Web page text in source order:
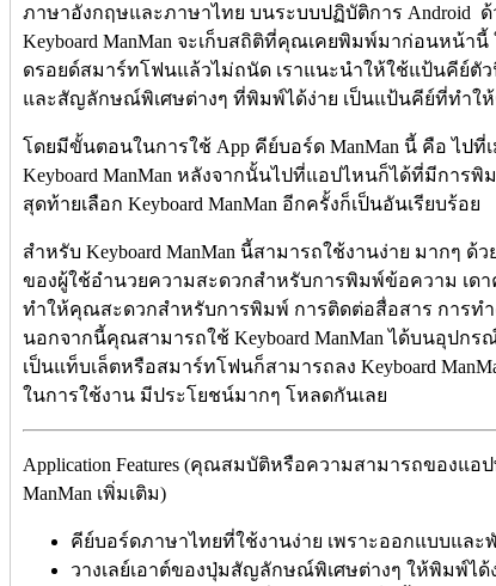
ภาษาอังกฤษและภาษาไทย บนระบบปฏิบัติการ Android
Keyboard ManMan จะเก็บสถิติที่คุณเคยพิมพ์มาก่อนหน้
ดรอยด์สมาร์ทโฟนแล้วไม่ถนัด เราแนะนำให้ใช้แป้นคีย์ตั
และสัญลักษณ์พิเศษต่างๆ ที่พิมพ์ได้ง่าย เป็นแป้นคีย์ที่ทำใ
โดยมีขั้นตอนในการใช้ App คีย์บอร์ด ManMan นี้ คือ ไปที่เม
Keyboard ManMan หลังจากนั้นไปที่แอปไหนก็ได้ที่มีการพิม
สุดท้ายเลือก Keyboard ManMan อีกครั้งก็เป็นอันเรียบร้อย
สำหรับ Keyboard ManMan นี้สามารถใช้งานง่าย มากๆ
ของผู้ใช้อำนวยความสะดวกสำหรับการพิมพ์ข้อความ เด
ทำให้คุณสะดวกสำหรับการพิมพ์ การติดต่อสื่อสาร การทำ
นอกจากนี้คุณสามารถใช้ Keyboard ManMan ได้บนอุปก
เป็นแท็บเล็ตหรือสมาร์ทโฟนก็สามารถลง Keyboard
ในการใช้งาน มีประโยชน์มากๆ โหลดกันเลย
Application Features (คุณสมบัติหรือความสามารถของแอ
ManMan เพิ่มเติม)
คีย์บอร์ดภาษาไทยที่ใช้งานง่าย เพราะออกแบบแล
วางเลย์เอาต์ของปุ่มสัญลักษณ์พิเศษต่างๆ ให้พิมพ์ได้